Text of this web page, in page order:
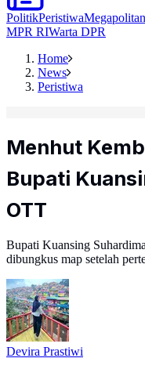
PolitikPeristiwaMegapolitan
MPR RIWarta DPR
Home
News
Peristiwa
Menhut
Bupati
OTT
Bupati Kuansing
dibungkus map setelah
Devira Prastiwi